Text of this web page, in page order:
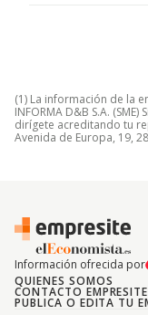
(1) La información de la
INFORMA D&B S.A.
dirígete acreditando tu
Avenida de Europa, 19,
Información ofrecida por
QUIENES SOMOS
CONTACTO EMPRESITE
PUBLICA O EDITA TU